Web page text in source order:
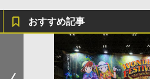
おすすめ記事